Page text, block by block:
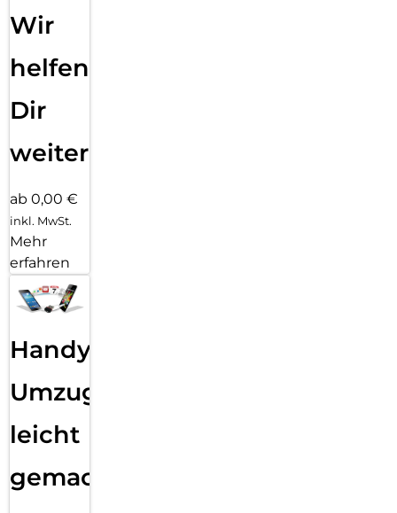
Wir
helfen
Dir
weiter
ab 0,00 €
inkl. MwSt.
Mehr
erfahren
Handy
Umzug
leicht
gemacht!